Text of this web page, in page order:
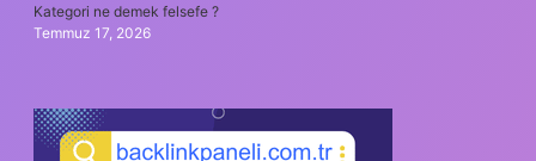
Kategori ne demek felsefe ?
Temmuz 17, 2026